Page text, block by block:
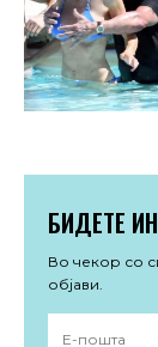
БИДЕТЕ
Во чекор со
објави.